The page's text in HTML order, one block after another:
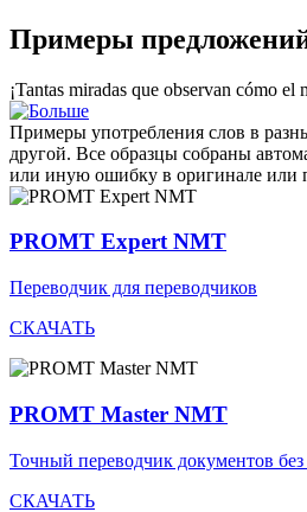
Примеры
¡Tantas miradas que observan cómo el
Примеры употребления слов в
другой. Все образцы собраны
или иную ошибку в оригинале или
PROMT Expert NMT
Переводчик для переводчиков
СКАЧАТЬ
PROMT Master NMT
Точный переводчик документов
СКАЧАТЬ